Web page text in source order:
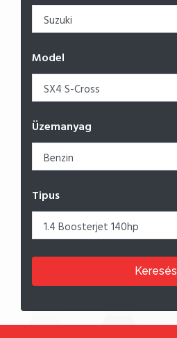
Model
Üzemanyag
Tipus
Keresés